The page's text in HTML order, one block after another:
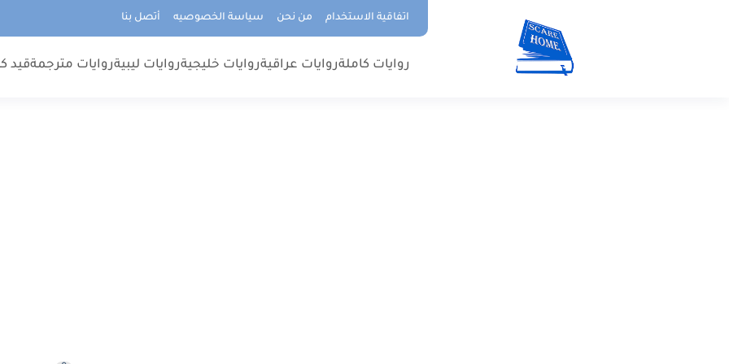
اتفاقية الاستخدام من نحن سياسة الخصوصيه أتصل بنا
روايات كاملةروايات عراقيةروايات خليجيةروايات ليبيةروايات مترجمةقيد